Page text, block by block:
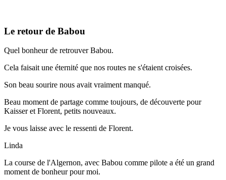
Le retour de Babou
Quel bonheur de retrouver Babou.
Cela faisait une éternité que nos routes ne s'étaient croisées.
Son beau sourire nous avait vraiment manqué.
Beau moment de partage comme toujours, de découverte pour
Kaisser et Florent, petits nouveaux.
Je vous laisse avec le ressenti de Florent.
Linda
La course de l'Algernon, avec Babou comme pilote a été un grand
moment de bonheur pour moi.